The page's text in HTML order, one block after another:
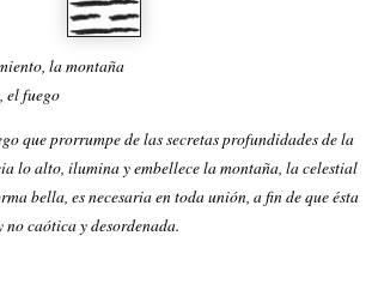
la montaña
el fuego
que prorrumpe de las secretas profundidades de la
lo alto, ilumina y embellece la montaña, la celestial
bella, es necesaria en toda unión, a fin de que ésta
no caótica y desordenada.